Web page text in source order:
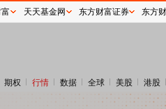
期权 行情 数据 全球 美股 港股
天天基金网 东方财富证券 东方